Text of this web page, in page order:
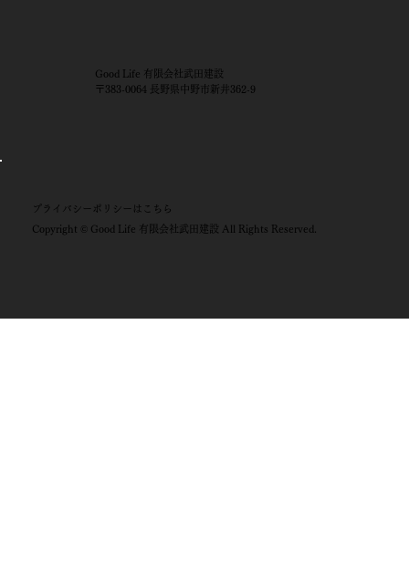
Good Life 有限会社武田建設
〒383-0064 長野県中野市新井362-9
プライバシーポリシー​はこちら
Copyright © Good Life 有限会社武田建設 All Rights Reserved.